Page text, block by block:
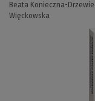
Beata Konieczna-
Więckowska